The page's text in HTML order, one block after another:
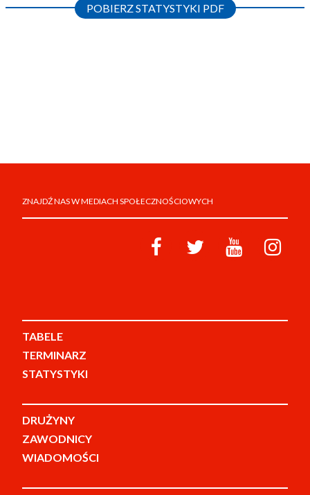
POBIERZ STATYSTYKI PDF
ZNAJDŹ NAS W MEDIACH SPOŁECZNOŚCIOWYCH
TABELE
TERMINARZ
STATYSTYKI
DRUŻYNY
ZAWODNICY
WIADOMOŚCI